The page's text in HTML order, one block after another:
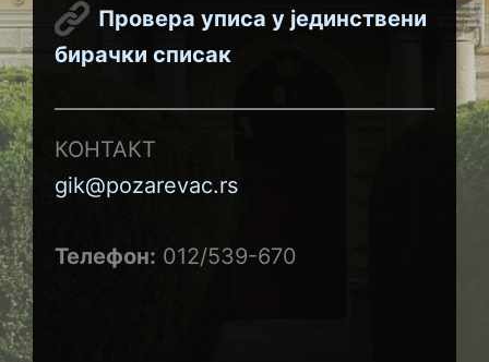
Провера уписа у јединствени
бирачки списак
КОНТАКТ
gik@pozarevac.rs
Телефон: 012/539-670